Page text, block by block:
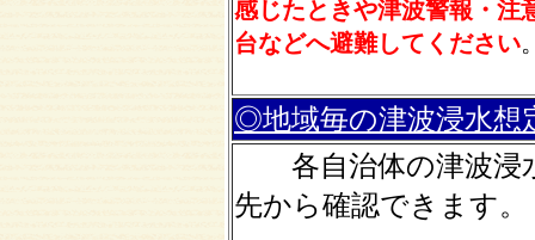
感じたときや津波警報・注
台などへ避難してください
◎地域毎の津波浸水想
各自治体の津波浸
先から確認できます。